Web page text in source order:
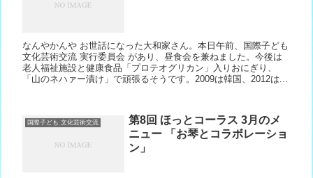
なんやかんや お世話になった大和家さん。本日午前、国際子ども
文化芸術交流 実行委員会 があり、昼食会を兼ねました。今後は
老人福祉施設と健康食品「プロテオグリカン」入りおにぎり、
「山のネハァー漬け」で頑張るそうです。2009は韓国、2012は...
国際子ども 文化芸術交流
第8回 ほっとコーラス 3月のメ
ニュー 「お琴とコラボレーショ
ン」